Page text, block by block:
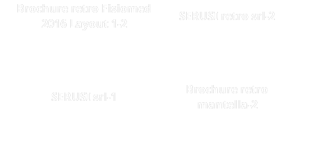
Brochure retro Fisiomed
2016 Layout 1-2
SERUSI retro srl-2
SERUSI srl-1
Brochure retro
mantella-2